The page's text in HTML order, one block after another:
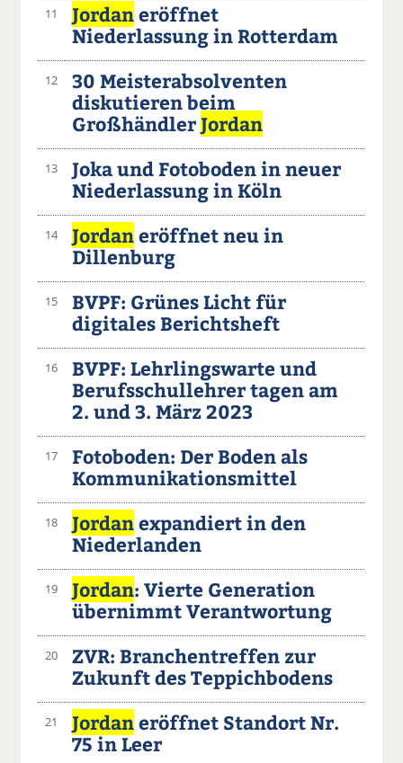
11 Jordaneröffnet
Niederlassung in Rotterdam
12
30 Meisterabsolventen
diskutieren beim
GroßhändlerJordan
13
Joka und Fotoboden in neuer
Niederlassung in Köln
14 Jordaneröffnet neu in
Dillenburg
15
BVPF: Grünes Licht für
digitales Berichtsheft
16
BVPF: Lehrlingswarte und
Berufsschullehrer tagen am
2. und 3. März 2023
17
Fotoboden: Der Boden als
Kommunikationsmittel
18 Jordanexpandiert in den
Niederlanden
19 Jordan: Vierte Generation
übernimmt Verantwortung
20
ZVR: Branchentreffen zur
Zukunft des Teppichbodens
21 Jordaneröffnet Standort Nr.
75 in Leer